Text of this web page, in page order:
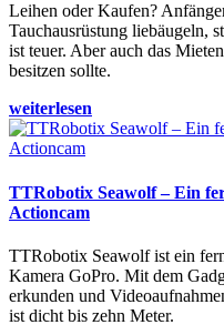
Leihen oder Kaufen?
Tauchausrüstung liebäugeln,
ist teuer. Aber auch das
besitzen sollte.
weiterlesen
TTRobotix Seawolf – Ein
Actioncam
TTRobotix Seawolf ist ein
Kamera GoPro. Mit dem
erkunden und
ist dicht bis zehn Meter.